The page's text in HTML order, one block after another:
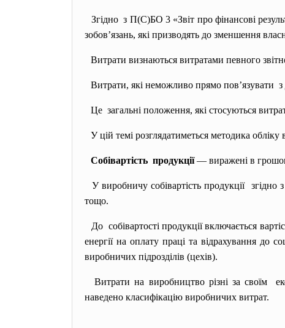
Згідно з П(С)БО 3 «Звіт про фінансові
зобов’язань, які призводять до зменшення
Витрати визнаються витратами певного
Витрати, які неможливо прямо пов’язувати з
Це загальні положення, які стосуються витрат
У цій темі розглядатиметься методика обліку
Собівартість продукції— виражені в
У виробничу собівартість продукції
тощо.
До собівартості продукції включається
енергії на оплату праці та відрахування до
виробничих підрозділів (цехів).
Витрати на виробництво різні за своїм
наведено класифікацію виробничих витрат.